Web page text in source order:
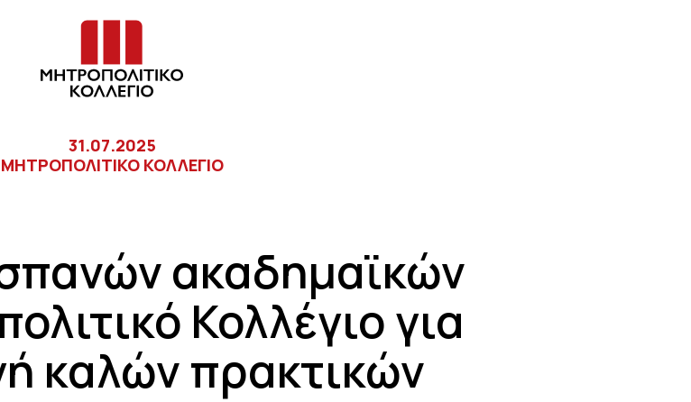
31.07.2025
ΜΗΤΡΟΠΟΛΙΤΙΚΟ ΚΟΛΛΕΓΙΟ
ακαδημαϊκών
Κολλέγιο για
καλών πρακτικών